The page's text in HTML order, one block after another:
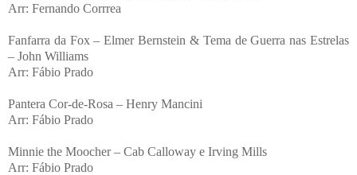
Arr: Fernando Corrrea
Fanfarra da Fox – Elmer Bernstein & Tema de Guerra nas Estrelas
– John Williams
Arr: Fábio Prado
Pantera Cor-de-Rosa – Henry Mancini
Arr: Fábio Prado
Minnie the Moocher – Cab Calloway e Irving Mills
Arr: Fábio Prado